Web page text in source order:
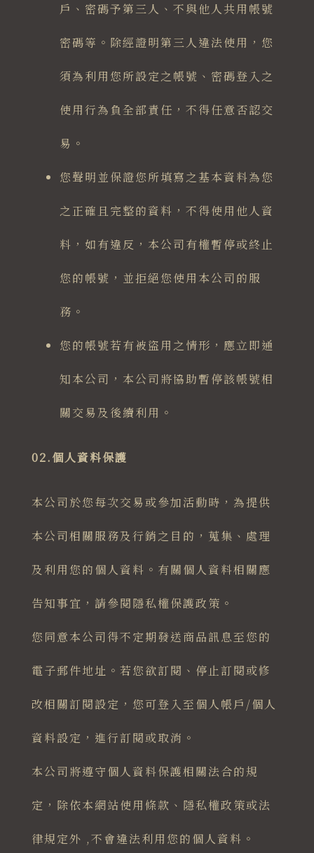
戶、密碼予第三人、不與他人共用帳號
密碼等。除經證明第三人違法使用，您
須為利用您所設定之帳號、密碼登入之
使用行為負全部責任，不得任意否認交
易。
您聲明並保證您所填寫之基本資料為您
之正確且完整的資料，不得使用他人資
料，如有違反，本公司有權暫停或終止
您的帳號，並拒絕您使用本公司的服
務。
您的帳號若有被盜用之情形，應立即通
知本公司，本公司將協助暫停該帳號相
關交易及後續利用。
02.個人資料保護
本公司於您每次交易或參加活動時，為提供
本公司相關服務及行銷之目的，蒐集、處理
及利用您的個人資料。有關個人資料相關應
告知事宜，請參閱隱私權保護政策。
您同意本公司得不定期發送商品訊息至您的
電子郵件地址。若您欲訂閱、停止訂閱或修
改相關訂閱設定，您可登入至個人帳戶/個人
資料設定，進行訂閱或取消。
本公司將遵守個人資料保護相關法合的規
定，除依本網站使用條款、隱私權政策或法
律規定外 ,不會違法利用您的個人資料。